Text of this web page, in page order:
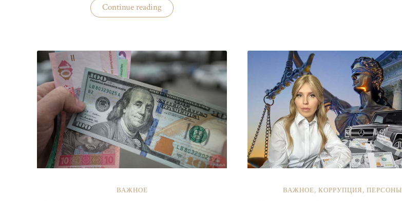
Continue reading«Зайферт
Евгений
федерации
Смирнов
Евгений
Алексеевич»
ВАЖНОЕ ВАЖНОЕ, КОРРУПЦИЯ, ПЕРСОНЫ